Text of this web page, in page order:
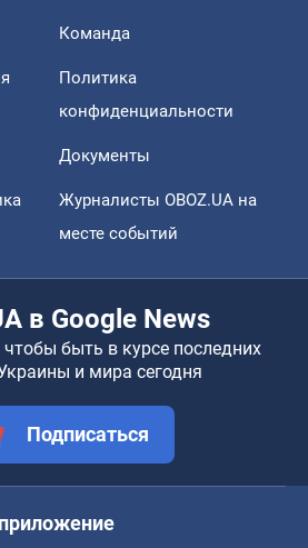
Команда
Политика
конфиденциальности
Документы
Журналисты OBOZ.UA на
месте событий
в Google News
быть в курсе последних
и мира сегодня
Подписаться